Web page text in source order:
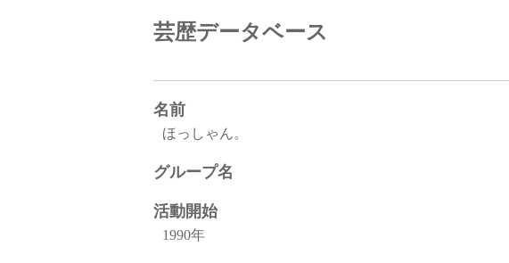
芸歴データベース
名前
ほっしゃん。
グループ名
活動開始
1990年